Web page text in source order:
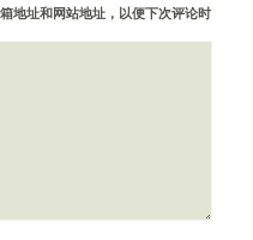
地址和网站地址，以便下次评论时